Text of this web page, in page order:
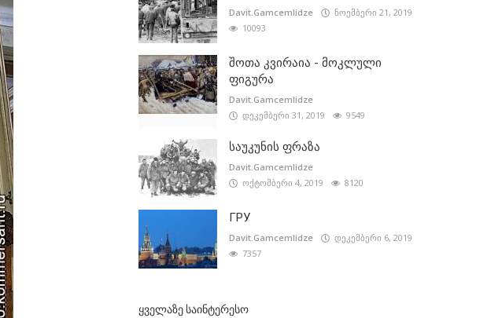
Davit.Gamcemlidze
ნოემბერი 21, 2019
10093
შოთა კვირაია - მოკლული
ფიგურა
Davit.Gamcemlidze
დეკემბერი 31, 2019
9549
საუკუნის ფრაზა
Davit.Gamcemlidze
ოქტომბერი 4, 2019
8120
ГРУ
Davit.Gamcemlidze
დეკემბერი 6, 2019
7357
ᲧᲕᲔᲚᲐᲖᲔ ᲡᲐᲘᲜᲢᲔᲠᲔᲡᲝ